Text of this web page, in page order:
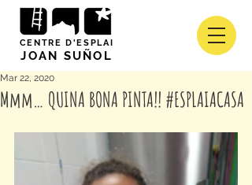
CENTRE D'ESPLAI
JOAN SUÑOL
Mmm… QUINA BONA PINTA!! #ESPLAIACASA
Mar 22, 2020